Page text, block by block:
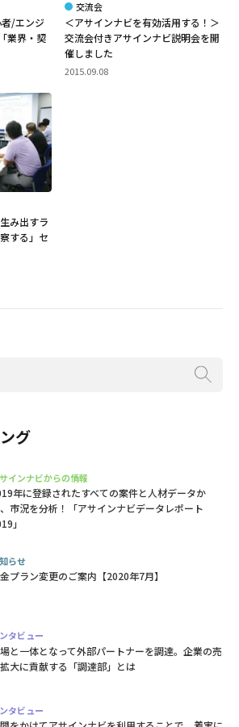
/エンジ
業界・契
交流会
＜アサインナビを有効活用する！＞
交流会付きアサインナビ説明会を開
催しました
2015.09.08
み出すラ
する」セ
グ
インナビからの情報
年に登録されたすべての案件と人材データか
市況を分析！「アサインナビデータレポート
」
らせ
プラン変更のご案内【2020年7月】
タビュー
と一体となって外部パートナーを調達。企業の売
拡大に貢献する「調達部」とは
タビュー